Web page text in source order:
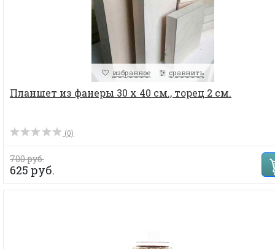
избранное сравнить
Планшет из фанеры 30 х 40 см., торец 2 см.
(0)
700 руб.
625 руб.